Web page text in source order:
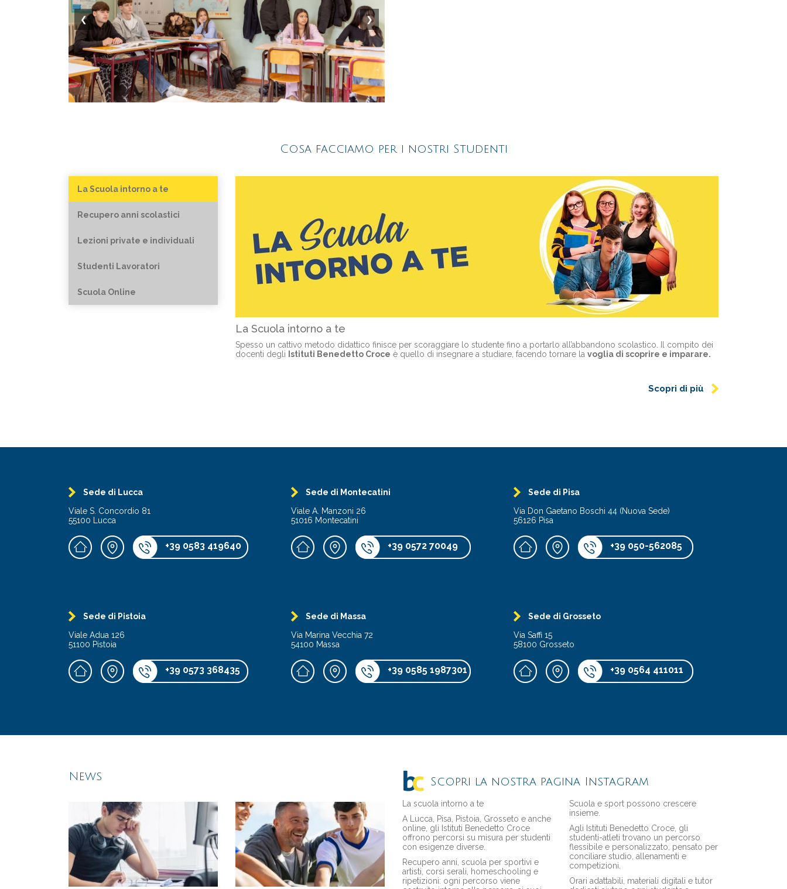
❮ ❯
Cosa facciamo per i nostri Studenti
La Scuola intorno a te
Recupero anni scolastici
Lezioni private e individuali
Studenti Lavoratori
Scuola Online
La Scuola intorno a te
Spesso un cattivo metodo didattico finisce per scoraggiare lo studente fino a portarlo all’abbandono scolastico. Il compito dei
docenti degli Istituti Benedetto Croce è quello di insegnare a studiare, facendo tornare la voglia di scoprire e imparare.
Scopri di più
Sede di Lucca
Viale S. Concordio 81
55100 Lucca
+39 0583 419640
Sede di Montecatini
Viale A. Manzoni 26
51016 Montecatini
+39 0572 70049
Sede di Pisa
Via Don Gaetano Boschi 44 (Nuova Sede)
56126 Pisa
+39 050-562085
Sede di Pistoia
Viale Adua 126
51100 Pistoia
+39 0573 368435
Sede di Massa
Via Marina Vecchia 72
54100 Massa
+39 0585 1987301
Sede di Grosseto
Via Saffi 15
58100 Grosseto
+39 0564 411011
News Scopri la nostra pagina Instagram
La scuola intorno a te
A Lucca, Pisa, Pistoia, Grosseto e anche
online, gli Istituti Benedetto Croce
offrono percorsi su misura per studenti
con esigenze diverse.
Recupero anni, scuola per sportivi e
artisti, corsi serali, homeschooling e
ripetizioni: ogni percorso viene
Scuola e sport possono crescere
insieme.
Agli Istituti Benedetto Croce, gli
studenti-atleti trovano un percorso
flessibile e personalizzato, pensato per
conciliare studio, allenamenti e
competizioni.
Orari adattabili, materiali digitali e tutor